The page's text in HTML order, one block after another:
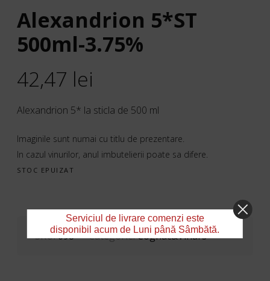
Alexandrion 5*ST
500ml-3.75%
42,47 lei
Alexandrion 5* la sticla de 500 ml
Imaginile sunt numai cu titlu de prezentare.
In cazul vinurilor, anul imbutelierii poate sa difere.
STOC EPUIZAT
SKU:698 Categorie:Cognac&Vinars
Serviciul de livrare comenzi este
disponibil acum de Luni până Sâmbătă.